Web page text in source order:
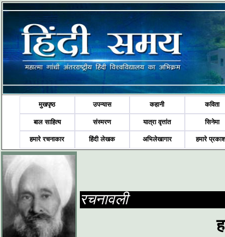
मुखपृष्ठ उपन्यास कहानी कविता
बाल साहित्य संस्मरण यात्रा वृत्तांत सिनेमा
हमारे रचनाकार हिंदी लेखक अभिलेखागार हमारे
रचनावली